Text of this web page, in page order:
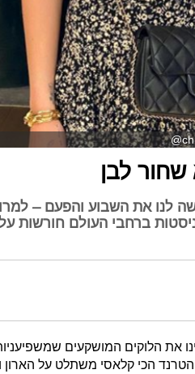
לבן
לנו את השבוע והפעם –
ברחבי העולם חורשות
את הלוקים המושקעים
הטרנד הכי קלאסי משתלט על הארון